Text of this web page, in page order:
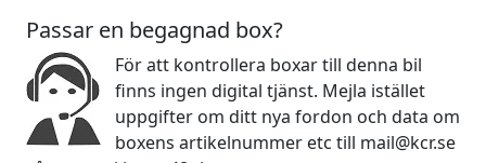
Passar en begagnad box?
För att kontrollera boxar till denna bil
finns ingen digital tjänst. Mejla istället
uppgifter om ditt nya fordon och data om
boxens artikelnummer etc till mail@kcr.se